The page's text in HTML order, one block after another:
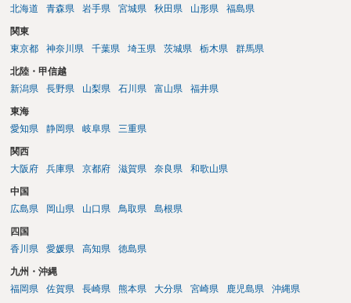
北海道
青森県 岩手県 宮城県 秋田県 山形県 福島県
関東
東京都
神奈川県 千葉県 埼玉県 茨城県 栃木県 群馬県
北陸・甲信越
新潟県
長野県 山梨県 石川県 富山県 福井県
東海
愛知県
静岡県 岐阜県 三重県
関西
大阪府
兵庫県 京都府 滋賀県 奈良県 和歌山県
中国
広島県
岡山県 山口県 鳥取県 島根県
四国
香川県
愛媛県 高知県 徳島県
九州・沖縄
福岡県
佐賀県 長崎県 熊本県 大分県 宮崎県 鹿児島県 沖縄県